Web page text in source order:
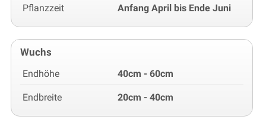
Pflanzzeit Anfang April bis Ende Juni
Wuchs
Endhöhe 40cm - 60cm
Endbreite 20cm - 40cm